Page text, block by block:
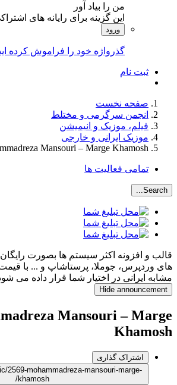
من را بیاد آور
این گزینه برای رایانه های
ورود
گذرواژه خود را فراموش کرده
ثبت نام
صفحه نخست
انجمن سرگرمی و مختلط
فیلم، موزیک و انیمیشن
موزیک ایرانی و خارجی
Mansouri – Marge Khamosh
تمامی فعالیت ها
Search...
قالب و افزونه اکثر سیستم ها بصورت
های وردپرس، جوملا، پرستاشاپ و ... با
مشابه ایرانی در اختیار شما قرار داده می
Hide announcement
Mansouri – Marge
Khamosh
اشتراک گذاری
2569-mohammadreza-mansouri-marge-
khamosh/